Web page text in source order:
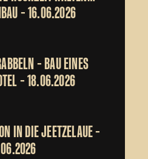
– 16.06.2026
– BAU EINES I
– 18.06.2026
IN DIE JEETZELAUE –